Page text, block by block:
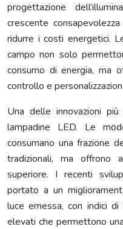
progettazione
crescente
ridurre i costi energetici.
campo non solo
consumo di energia, ma
controllo e
Una delle innovazioni
lampadine LED. Le
consumano una frazione
tradizionali, ma offrono
superiore. I recenti
portato a un
luce emessa, con indici
elevati che permettono